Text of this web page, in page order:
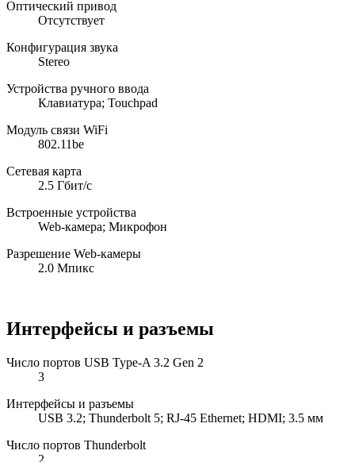
Оптический привод
Отсутствует
Конфигурация звука
Stereo
Устройства ручного ввода
Клавиатура; Touchpad
Модуль связи WiFi
802.11be
Сетевая карта
2.5 Гбит/с
Встроенные устройства
Web-камера; Микрофон
Разрешение Web-камеры
2.0 Мпикс
Интерфейсы и разъемы
Число портов USB Type-A 3.2 Gen 2
3
Интерфейсы и разъемы
USB 3.2; Thunderbolt 5; RJ-45 Ethernet; HDMI; 3.5 мм
Число портов Thunderbolt